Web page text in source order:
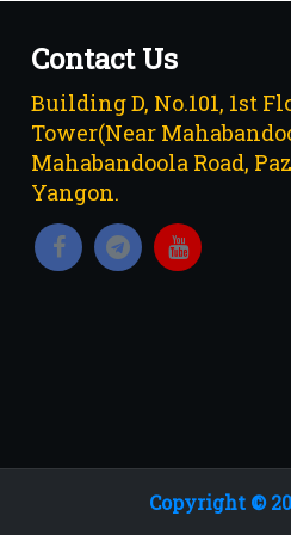
Contact Us
Building D, No.101, 1st
Tower(Near
Mahabandoola Road,
Yangon.
Copyright ©